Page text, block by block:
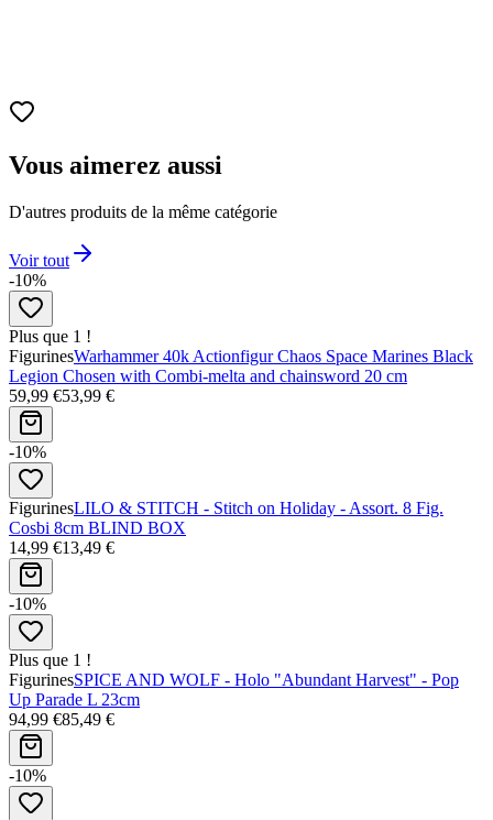
Vous aimerez aussi
D'autres produits de la même catégorie
Voir tout
-10%
Plus que 1 !
FigurinesWarhammer 40k Actionfigur Chaos Space Marines Black
Legion Chosen with Combi-melta and chainsword 20 cm
59,99 €53,99 €
-10%
FigurinesLILO & STITCH - Stitch on Holiday - Assort. 8 Fig.
Cosbi 8cm BLIND BOX
14,99 €13,49 €
-10%
Plus que 1 !
FigurinesSPICE AND WOLF - Holo "Abundant Harvest" - Pop
Up Parade L 23cm
94,99 €85,49 €
-10%